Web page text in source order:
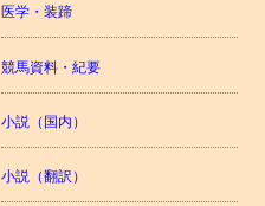
医学・装蹄
競馬資料・紀要
小説（国内）
小説（翻訳）